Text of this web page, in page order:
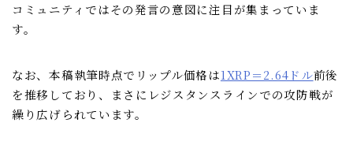
コミュニティではその発言の意図に注目が集まっていま
す。
なお、本稿執筆時点でリップル価格は1XRP＝2.64ドル前後
を推移しており、まさにレジスタンスラインでの攻防戦が
繰り広げられています。